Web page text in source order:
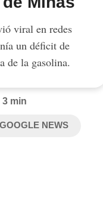
viral en redes
un déficit de
de la gasolina.
3 min
GOOGLE NEWS